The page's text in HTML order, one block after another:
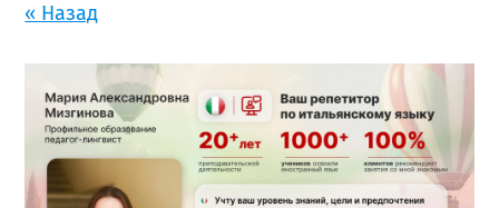
« Назад